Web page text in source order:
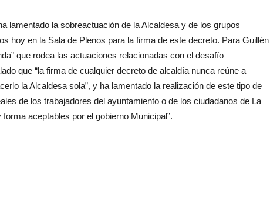
lamentado la sobreactuación de la Alcaldesa y de los grupos
hoy en la Sala de Plenos para la firma de este decreto. Para Guillén
que rodea las actuaciones relacionadas con el desafío
que “la firma de cualquier decreto de alcaldía nunca reúne a
la Alcaldesa sola”, y ha lamentado la realización de este tipo de
de los trabajadores del ayuntamiento o de los ciudadanos de La
aceptables por el gobierno Municipal”.